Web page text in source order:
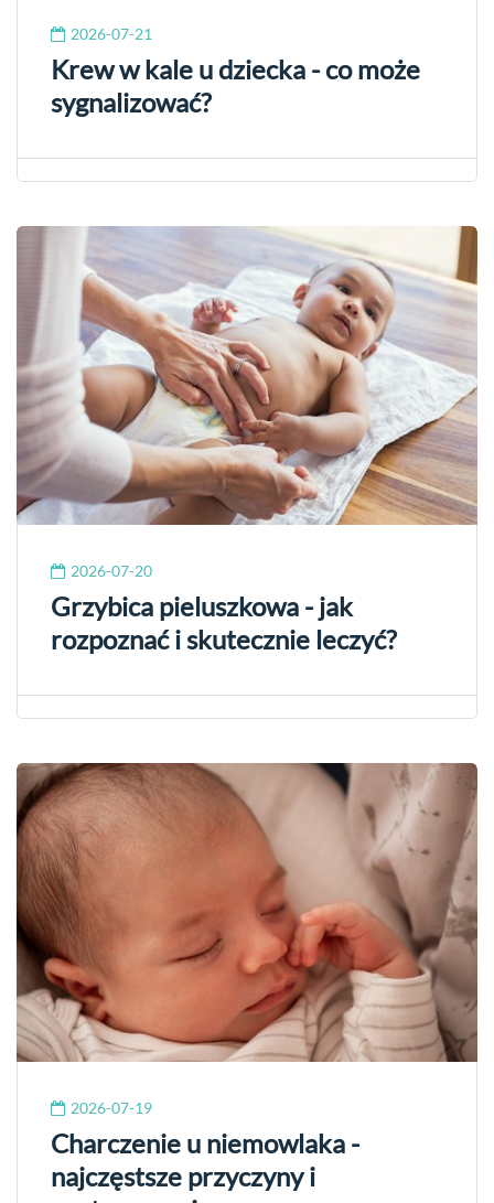
2026-07-21
Krew w kale u dziecka - co może
sygnalizować?
2026-07-20
Grzybica pieluszkowa - jak
rozpoznać i skutecznie leczyć?
2026-07-19
Charczenie u niemowlaka -
najczęstsze przyczyny i